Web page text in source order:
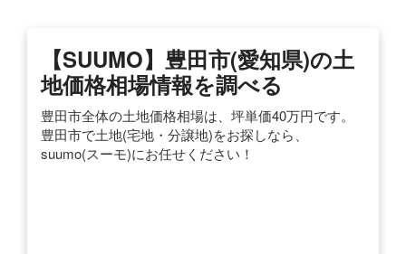
【SUUMO】豊田市(愛知県)の土
地価格相場情報を調べる
豊田市全体の土地価格相場は、坪単価40万円です。
豊田市で土地(宅地・分譲地)をお探しなら、
suumo(スーモ)にお任せください！